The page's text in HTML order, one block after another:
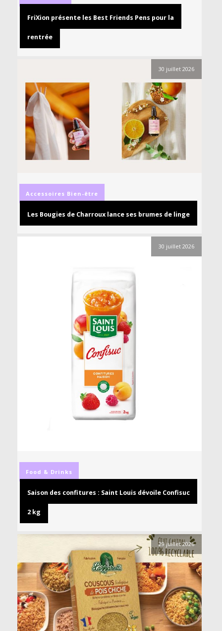
FriXion présente les Best Friends Pens pour la
rentrée
30 juillet 2026
Accessoires Bien-être
Les Bougies de Charroux lance ses brumes de linge
30 juillet 2026
Food & Drinks
Saison des confitures : Saint Louis dévoile Confisuc
2 kg
29 juillet 2026